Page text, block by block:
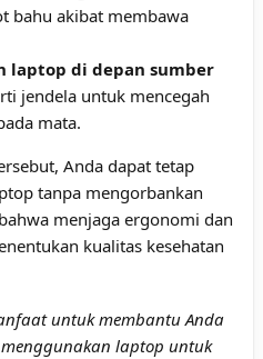
bahu akibat membawa
laptop di depan sumber
jendela untuk mencegah
mata.
Anda dapat tetap
tanpa mengorbankan
menjaga ergonomi dan
kualitas kesehatan
untuk membantu Anda
laptop untuk